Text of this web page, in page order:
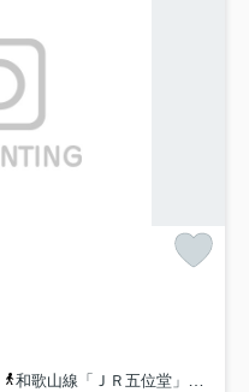
和歌山線「ＪＲ五位堂」駅 徒歩10分